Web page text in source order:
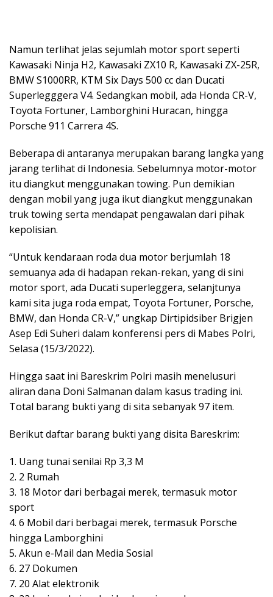
Namun terlihat jelas sejumlah motor sport seperti
Kawasaki Ninja H2, Kawasaki ZX10 R, Kawasaki ZX-25R,
BMW S1000RR, KTM Six Days 500 cc dan Ducati
Superlegggera V4. Sedangkan mobil, ada Honda CR-V,
Toyota Fortuner, Lamborghini Huracan, hingga
Porsche 911 Carrera 4S.
Beberapa di antaranya merupakan barang langka yang
jarang terlihat di Indonesia. Sebelumnya motor-motor
itu diangkut menggunakan towing. Pun demikian
dengan mobil yang juga ikut diangkut menggunakan
truk towing serta mendapat pengawalan dari pihak
kepolisian.
“Untuk kendaraan roda dua motor berjumlah 18
semuanya ada di hadapan rekan-rekan, yang di sini
motor sport, ada Ducati superleggera, selanjtunya
kami sita juga roda empat, Toyota Fortuner, Porsche,
BMW, dan Honda CR-V,” ungkap Dirtipidsiber Brigjen
Asep Edi Suheri dalam konferensi pers di Mabes Polri,
Selasa (15/3/2022).
Hingga saat ini Bareskrim Polri masih menelusuri
aliran dana Doni Salmanan dalam kasus trading ini.
Total barang bukti yang di sita sebanyak 97 item.
Berikut daftar barang bukti yang disita Bareskrim:
1. Uang tunai senilai Rp 3,3 M
2. 2 Rumah
3. 18 Motor dari berbagai merek, termasuk motor
sport
4. 6 Mobil dari berbagai merek, termasuk Porsche
hingga Lamborghini
5. Akun e-Mail dan Media Sosial
6. 27 Dokumen
7. 20 Alat elektronik